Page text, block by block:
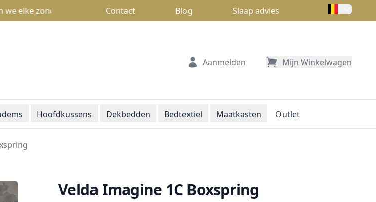
zondag open van 13u tot 18u
Contact Blog Slaap advies
Aanmelden Mijn Winkelwagen
Hoofdkussens Dekbedden Bedtextiel Maatkasten Outlet
Velda Imagine 1C Boxspring